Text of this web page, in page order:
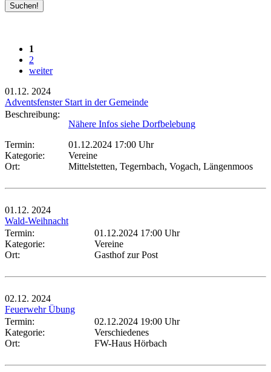
1
2
weiter
01.12. 2024
Adventsfenster Start in der Gemeinde
Beschreibung:
Nähere Infos siehe Dorfbelebung
Termin:
01.12.2024 17:00 Uhr
Kategorie:
Vereine
Ort:
Mittelstetten, Tegernbach, Vogach, Längenmoos
01.12. 2024
Wald-Weihnacht
Termin:
01.12.2024 17:00 Uhr
Kategorie:
Vereine
Ort:
Gasthof zur Post
02.12. 2024
Feuerwehr Übung
Termin:
02.12.2024 19:00 Uhr
Kategorie:
Verschiedenes
Ort:
FW-Haus Hörbach